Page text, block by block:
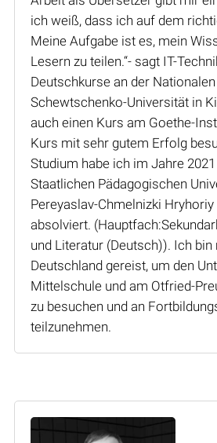
ich weiß, dass ich auf dem
Meine Aufgabe ist es, mein
Lesern zu teilen.“- sagt IT-
Deutschkurse an der
Schewtschenko-Universität in
auch einen Kurs am Goethe-
Kurs mit sehr gutem Erfolg
Studium habe ich im Jahre
Staatlichen Pädagogischen
Pereyaslav-Chmelnizki
absolviert.
und Literatur (Deutsch)). Ich
Deutschland gereist, um den
Mittelschule und am Otfried-
zu besuchen und an
teilzunehmen.